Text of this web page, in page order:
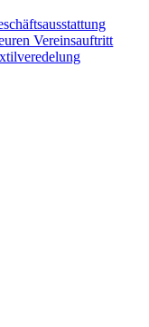
Vereinsauftritt